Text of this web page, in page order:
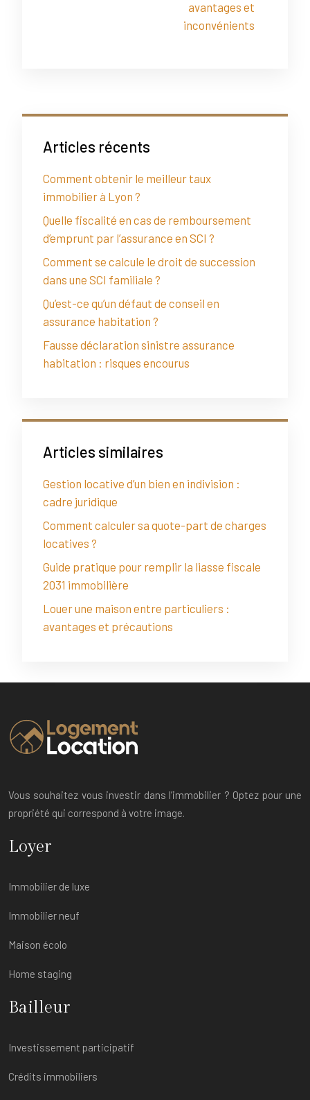
avantages et
inconvénients
Articles récents
Comment obtenir le meilleur taux
immobilier à Lyon ?
Quelle fiscalité en cas de remboursement
d’emprunt par l’assurance en SCI ?
Comment se calcule le droit de succession
dans une SCI familiale ?
Qu’est-ce qu’un défaut de conseil en
assurance habitation ?
Fausse déclaration sinistre assurance
habitation : risques encourus
Articles similaires
Gestion locative d’un bien en indivision :
cadre juridique
Comment calculer sa quote-part de charges
locatives ?
Guide pratique pour remplir la liasse fiscale
2031 immobilière
Louer une maison entre particuliers :
avantages et précautions
Vous souhaitez vous investir dans l’immobilier ? Optez pour une
propriété qui correspond à votre image.
Loyer
Immobilier de luxe
Immobilier neuf
Maison écolo
Home staging
Bailleur
Investissement participatif
Crédits immobiliers